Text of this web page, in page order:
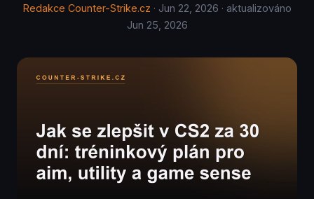
Redakce Counter-Strike.cz · Jun 22, 2026 · aktualizováno
Jun 25, 2026